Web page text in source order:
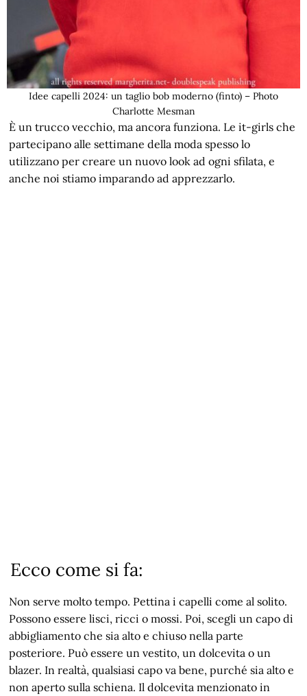
Idee capelli 2024: un taglio bob moderno (finto) – Photo
Charlotte Mesman
È un trucco vecchio, ma ancora funziona. Le it-girls che
partecipano alle settimane della moda spesso lo
utilizzano per creare un nuovo look ad ogni sfilata, e
anche noi stiamo imparando ad apprezzarlo.
Ecco come si fa:
Non serve molto tempo. Pettina i capelli come al solito.
Possono essere lisci, ricci o mossi. Poi, scegli un capo di
abbigliamento che sia alto e chiuso nella parte
posteriore. Può essere un vestito, un dolcevita o un
blazer. In realtà, qualsiasi capo va bene, purché sia alto e
non aperto sulla schiena. Il dolcevita menzionato in